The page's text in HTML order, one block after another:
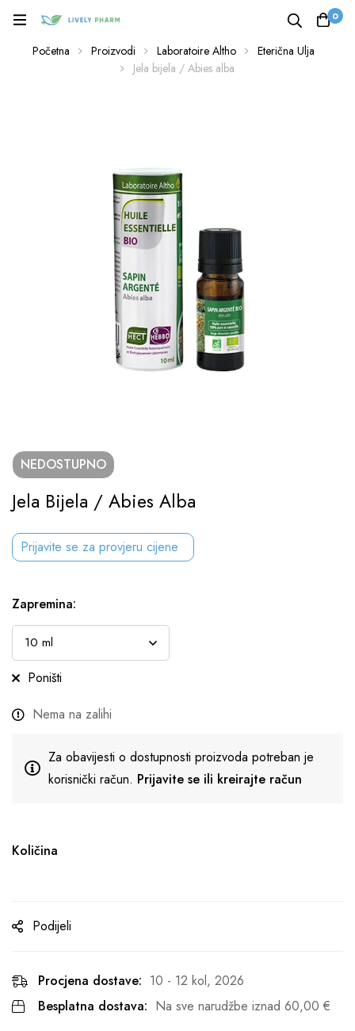
0
Početna Proizvodi Laboratoire Altho
Eterična Ulja
Jela bijela / Abies alba
NEDOSTUPNO
Jela Bijela / Abies Alba
Prijavite se za provjeru cijene
Zapremina:
Poništi
Nema na zalihi
Za obavijesti o dostupnosti proizvoda potreban je
korisnički račun. Prijavite se ili kreirajte račun
Količina
Podijeli
Procjena dostave: 10 - 12 kol, 2026
Besplatna dostava: Na sve narudžbe iznad 60,00 €